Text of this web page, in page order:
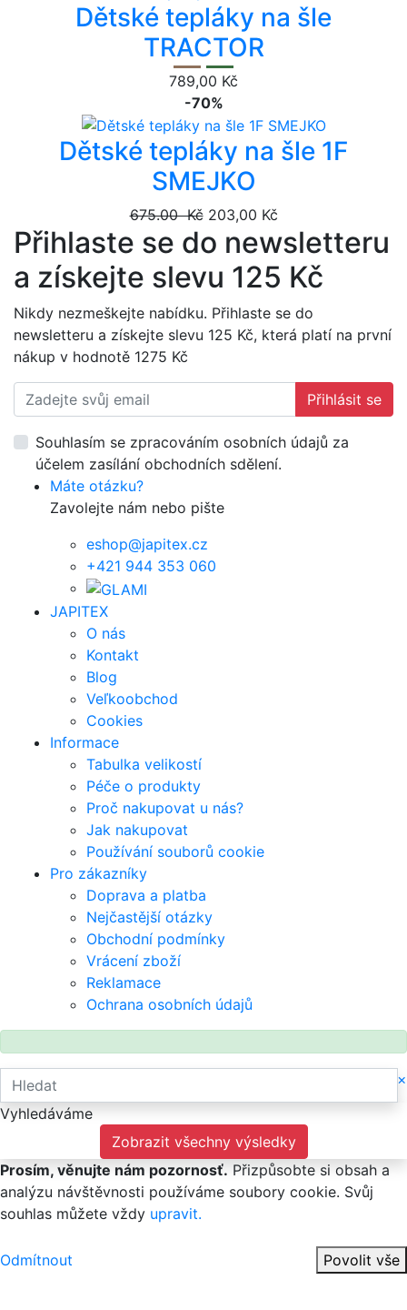
Dětské tepláky na šle
TRACTOR
789,00 Kč
-70%
Dětské tepláky na šle 1F
SMEJKO
675.00 Kč 203,00 Kč
Přihlaste se do newsletteru
a získejte slevu 125 Kč
Nikdy nezmeškejte nabídku. Přihlaste se do
newsletteru a získejte slevu 125 Kč, která platí na první
nákup v hodnotě 1275 Kč
Přihlásit se
Souhlasím se zpracováním osobních údajů za
účelem zasílání obchodních sdělení.
Máte otázku?
Zavolejte nám nebo pište
eshop@japitex.cz
+421 944 353 060
JAPITEX
O nás
Kontakt
Blog
Veľkoobchod
Cookies
Informace
Tabulka velikostí
Péče o produkty
Proč nakupovat u nás?
Jak nakupovat
Používání souborů cookie
Pro zákazníky
Doprava a platba
Nejčastější otázky
Obchodní podmínky
Vrácení zboží
Reklamace
Ochrana osobních údajů
×
Vyhledáváme
Zobrazit všechny výsledky
Prosím, věnujte nám pozornosť. Přizpůsobte si obsah a
analýzu návštěvnosti používáme soubory cookie. Svůj
souhlas můžete vždy upravit.
Odmítnout Povolit vše